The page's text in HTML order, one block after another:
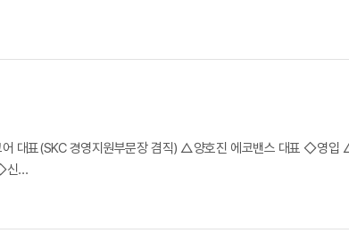
대표(SKC 경영지원부문장 겸직) △양호진 에코밴스 대표 ◇영입
신...